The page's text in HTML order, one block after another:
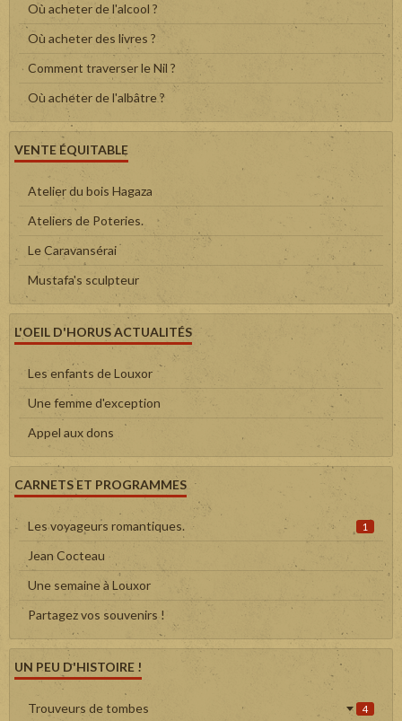
Où acheter de l'alcool ?
Où acheter des livres ?
Comment traverser le Nil ?
Où acheter de l'albâtre ?
VENTE ÉQUITABLE
Atelier du bois Hagaza
Ateliers de Poteries.
Le Caravansérai
Mustafa's sculpteur
L'OEIL D'HORUS ACTUALITÉS
Les enfants de Louxor
Une femme d'exception
Appel aux dons
CARNETS ET PROGRAMMES
Les voyageurs romantiques. 1
Jean Cocteau
Une semaine à Louxor
Partagez vos souvenirs !
UN PEU D'HISTOIRE !
Trouveurs de tombes 4